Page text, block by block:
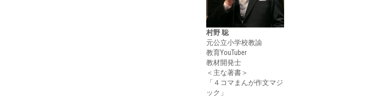
村野 聡
元公立小学校教諭
教育YouTuber
教材開発士
＜主な著書＞
「４コマまんが作文マジ
ック」